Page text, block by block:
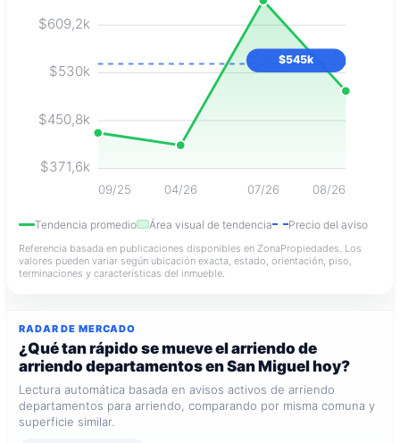
$371,6k
$450,8k
$530k
$609,2k
09/25 04/26 07/26 08/26
$545k
Tendencia promedio Área visual de tendencia Precio del aviso
Referencia basada en publicaciones disponibles en ZonaPropiedades. Los
valores pueden variar según ubicación exacta, estado, orientación, piso,
terminaciones y características del inmueble.
RADAR DE MERCADO
¿Qué tan rápido se mueve el arriendo de
arriendo departamentos en San Miguel hoy?
Lectura automática basada en avisos activos de arriendo
departamentos para arriendo, comparando por misma comuna y
superficie similar.